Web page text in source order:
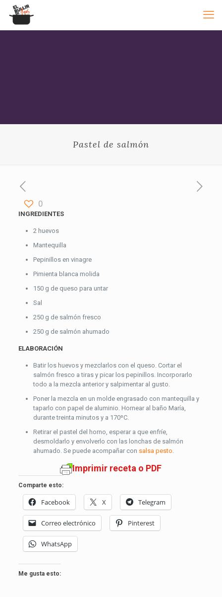
Pastel de salmón
0
INGREDIENTES
2 huevos
Mantequilla
Pepinillos en vinagre
Pimienta blanca molida
150 g de queso para untar
Sal
250 g de salmón fresco
250 g de salmón ahumado
ELABORACIÓN
Batir los huevos y mezclarlos con el queso. Cortar el
salmón fresco a tiras y picar los pepinillos. Incorporarlo
todo a la mezcla anterior y salpimentar al gusto.
Poner la mezcla en un molde engrasado con mantequilla y
taparlo con papel de aluminio. Hornear al baño María,
durante treinta minutos y a 170ºC.
Retirar el pastel del horno, esperar a que enfríe,
desmoldarlo y envolverlo con las lonchas de salmón
ahumado. Se puede acompañar con salsa pesto.
Imprimir receta o PDF
Comparte esto:
Facebook X Telegram
Correo electrónico Pinterest
WhatsApp
Me gusta esto: